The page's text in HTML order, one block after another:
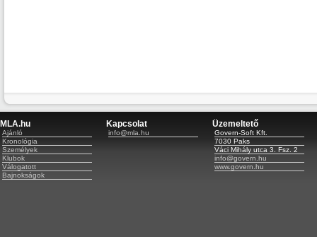
MLA.hu
Ajánló
Kronológia
Személyek
Klubok
Válogatott
Bajnokságok
Kapcsolat
info@mla.hu
Üzemeltető
Govern-Soft Kft.
7030 Paks
Váci Mihály utca 3. Fsz. 2
info@govern.hu
www.govern.hu